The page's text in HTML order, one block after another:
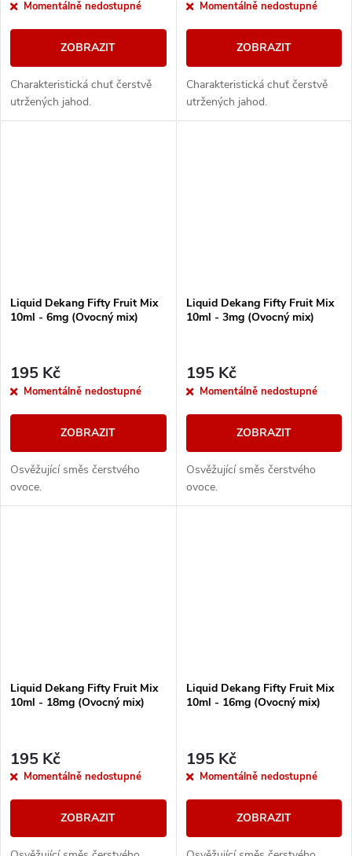
Momentálně nedostupné
ZOBRAZIT
Charakteristická chuť čerstvě
utržených jahod.
Momentálně nedostupné
ZOBRAZIT
Charakteristická chuť čerstvě
utržených jahod.
Liquid Dekang Fifty Fruit Mix
10ml - 6mg (Ovocný mix)
195 Kč
Momentálně nedostupné
ZOBRAZIT
Osvěžující směs čerstvého
ovoce.
Liquid Dekang Fifty Fruit Mix
10ml - 3mg (Ovocný mix)
195 Kč
Momentálně nedostupné
ZOBRAZIT
Osvěžující směs čerstvého
ovoce.
Liquid Dekang Fifty Fruit Mix
10ml - 18mg (Ovocný mix)
195 Kč
Momentálně nedostupné
ZOBRAZIT
Liquid Dekang Fifty Fruit Mix
10ml - 16mg (Ovocný mix)
195 Kč
Momentálně nedostupné
ZOBRAZIT